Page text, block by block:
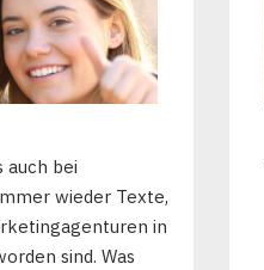
auch bei
wieder Texte,
in
sind. Was